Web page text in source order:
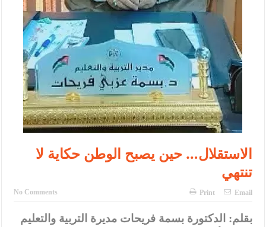
الملك يتلقى اتصالا هاتفيا من العاهل البحريني
القاضي محمود أحمد فريحات.. مبارك ومزيدا من التوفيق
الاستقلال… حين يصبح الوطن حكاية لا
تنتهي
No Comments Print Email
بقلم: الدكتورة بسمة فريحات مديرة التربية والتعليم